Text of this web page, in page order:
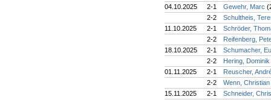
04.10.2025
2-1 Gewehr, Marc
2-2
Schultheis,
11.10.2025
2-1
Schröder,
2-2
Reifenberg,
18.10.2025
2-1
Schumacher,
2-2
Hering, Dominik
01.11.2025
2-1
Reuscher,
2-2
Wenn, Christian
15.11.2025
2-1
Schneider,